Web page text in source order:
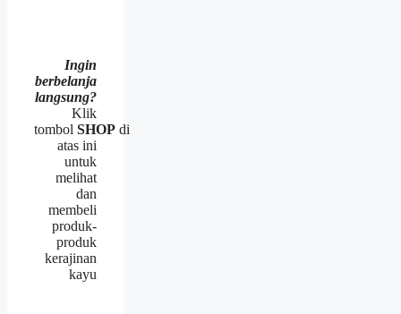
Ingin
berbelanja
langsung?
Klik
tombol SHOP di
atas ini
untuk
melihat
dan
membeli
produk-
produk
kerajinan
kayu